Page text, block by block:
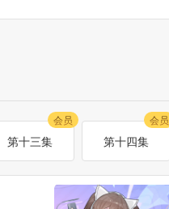
第十三集
会员
第十四集
会员